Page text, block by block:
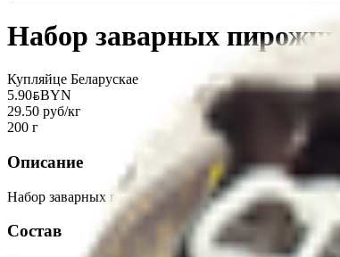
Набор заварных
Купляйце Беларускае
5.90BYNBYN
29.50 руб/кг
200 г
Описание
Набор заварных пирожных с кремом на
Состав